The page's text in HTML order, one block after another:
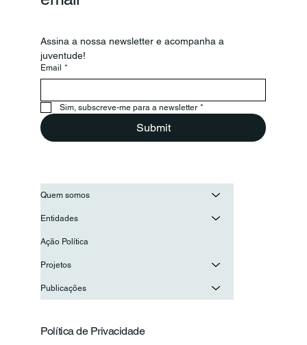
cooperação
Assina a nossa newsletter e acompanha a
juventude!
Email *
Sim, subscreve-me para a newsletter *
Submit
Quem somos
Entidades
Ação Política
Projetos
Publicações
Política de Privacidade